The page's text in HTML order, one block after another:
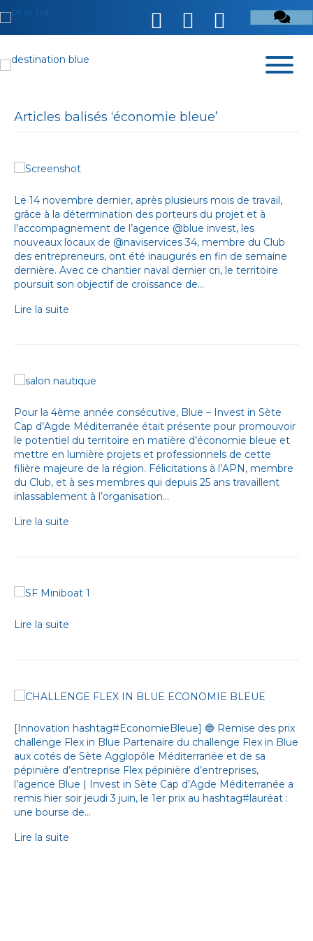
Articles balisés ‘économie bleue’
Le 14 novembre dernier, après plusieurs mois de travail,
grâce à la détermination des porteurs du projet et à
l’accompagnement de l’agence @blue invest, les
nouveaux locaux de @naviservices 34, membre du Club
des entrepreneurs, ont été inaugurés en fin de semaine
dernière. Avec ce chantier naval dernier cri, le territoire
poursuit son objectif de croissance de…
Lire la suite
Pour la 4ème année consécutive, Blue – Invest in Sète
Cap d’Agde Méditerranée était présente pour promouvoir
le potentiel du territoire en matière d’économie bleue et
mettre en lumière projets et professionnels de cette
filière majeure de la région. Félicitations à l’APN, membre
du Club, et à ses membres qui depuis 25 ans travaillent
inlassablement à l’organisation…
Lire la suite
Lire la suite
[Innovation hashtag#EconomieBleue] 🔵 Remise des prix
challenge Flex in Blue Partenaire du challenge Flex in Blue
aux cotés de Sète Agglopôle Méditerranée et de sa
pépinière d’entreprise Flex pépinière d’entreprises,
l’agence Blue | Invest in Sète Cap d’Agde Méditerranée a
remis hier soir jeudi 3 juin, le 1er prix au hashtag#lauréat :
une bourse de…
Lire la suite